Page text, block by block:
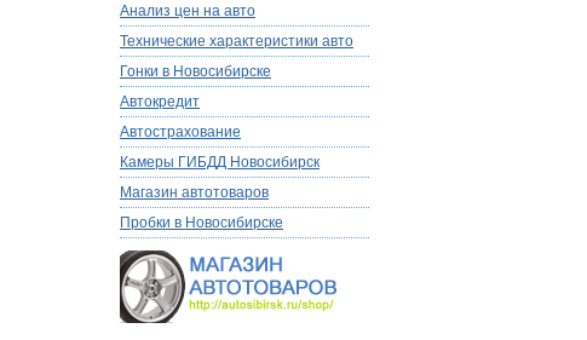
Анализ цен на авто
Технические характеристики авто
Гонки в Новосибирске
Автокредит
Автострахование
Камеры ГИБДД Новосибирск
Магазин автотоваров
Пробки в Новосибирске